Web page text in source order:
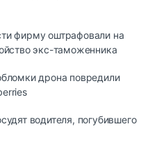
фирму оштрафовали на
экс-таможенника
дрона повредили
водителя, погубившего